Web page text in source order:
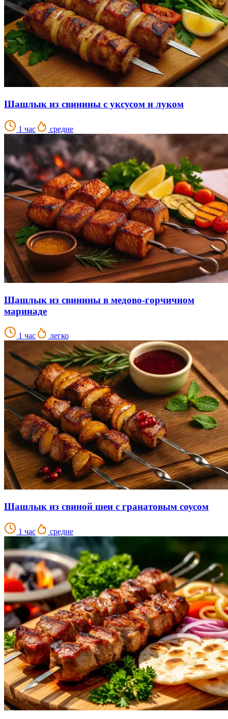
Шашлык из свинины с уксусом и луком
1 час средне
Шашлык из свинины в медово-горчичном
маринаде
1 час легко
Шашлык из свиной шеи с гранатовым соусом
1 час средне